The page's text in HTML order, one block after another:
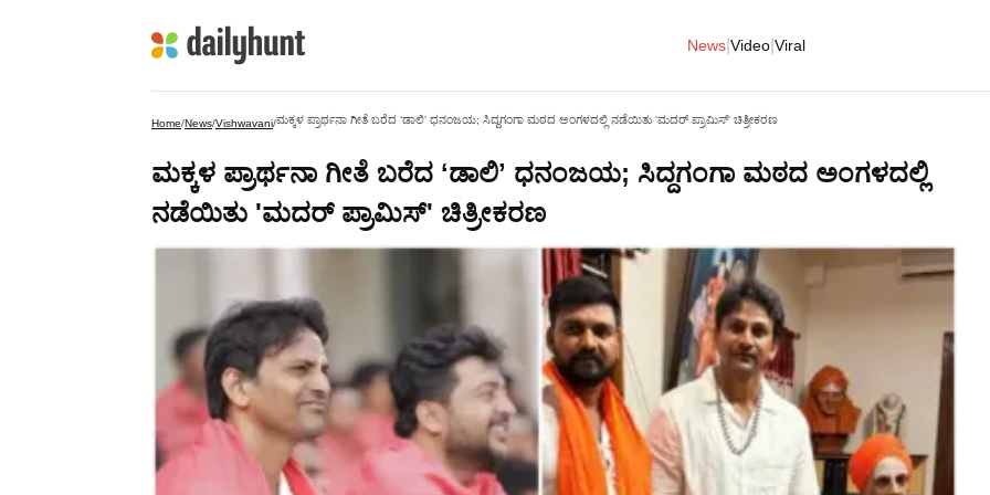
News Video Viral
Home/News/Vishwavani/ಮಕ್ಕಳ ಪ್ರಾರ್ಥನಾ ಗೀತೆ ಬರೆದ ʻಡಾಲಿʼ ಧನಂಜಯ; ಸಿದ್ದಗಂಗಾ ಮಠದ ಅಂಗಳದಲ್ಲಿ ನಡೆಯಿತು 'ಮದರ್‌ ಪ್ರಾಮಿಸ್‌' ಚಿತ್ರೀಕರಣ
ಮಕ್ಕಳ ಪ್ರಾರ್ಥನಾ ಗೀತೆ ಬರೆದ ʻಡಾಲಿʼ ಧನಂಜಯ; ಸಿದ್ದಗಂಗಾ ಮಠದ ಅಂಗಳದಲ್ಲಿ
ನಡೆಯಿತು 'ಮದರ್‌ ಪ್ರಾಮಿಸ್‌' ಚಿತ್ರೀಕರಣ